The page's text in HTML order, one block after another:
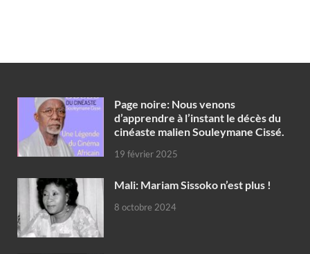
Page noire: Nous venons
d’apprendre à l’instant le décès du
cinéaste malien Souleymane Cissé.
19 février 2025
Mali: Mariam Sissoko n’est plus !
8 octobre 2024